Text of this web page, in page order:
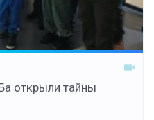
открыли тайны